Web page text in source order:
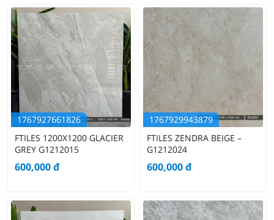
1767927661826
FTILES 1200X1200 GLACIER
GREY G1212015
600,000đ
1767929943879
FTILES ZENDRA BEIGE –
G1212024
600,000đ